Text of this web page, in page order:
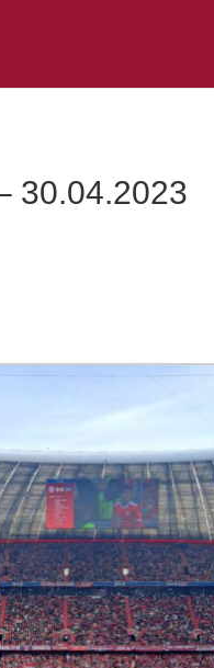
30.04.2023